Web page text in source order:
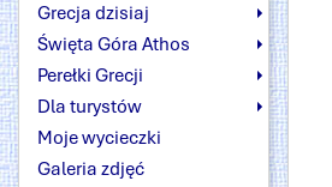
Grecja dzisiaj
Święta Góra Athos
Perełki Grecji
Dla turystów
Moje wycieczki
Galeria zdjęć